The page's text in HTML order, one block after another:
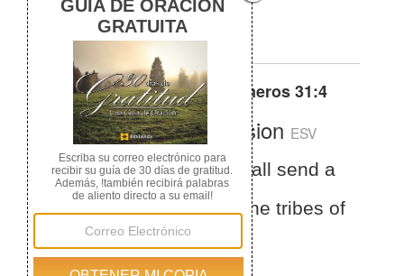
las tribus de Israel.
Otras traducciones de Números 31:4
English Standard Version ESV
Numbers 31:4 You shall send a
thousand from each of the tribes of
Israel to the war. ”